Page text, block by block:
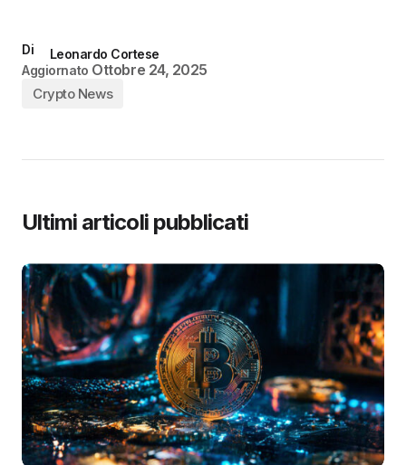
Di
Leonardo Cortese
Aggiornato Ottobre 24, 2025
Crypto News
Ultimi articoli pubblicati